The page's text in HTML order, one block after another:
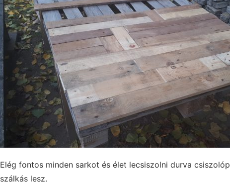
Elég fontos minden sarkot és élet lecsiszolni durva
szálkás lesz.